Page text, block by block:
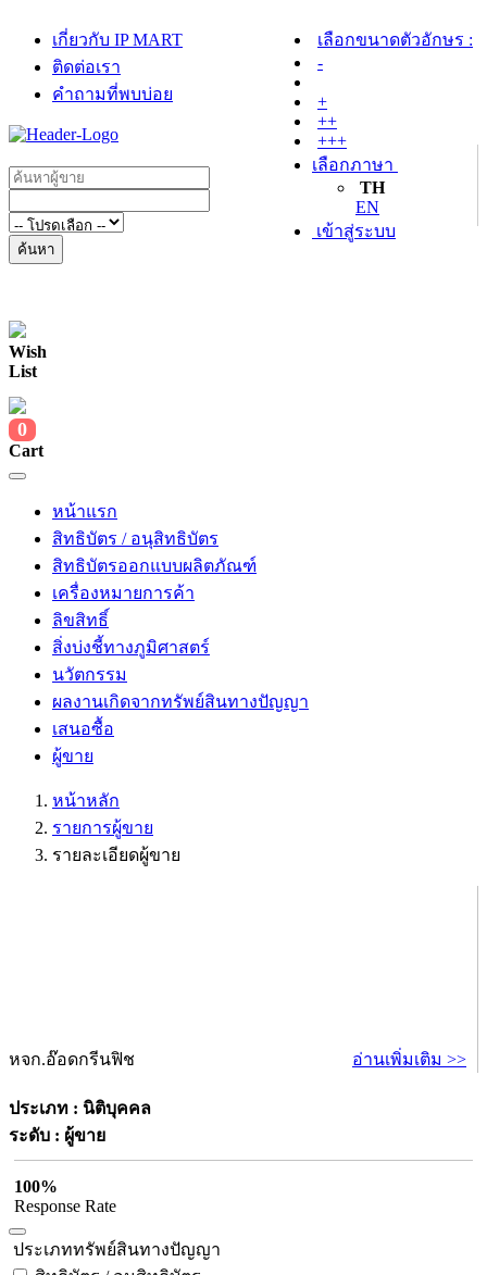
เกี่ยวกับ IP MART
ติดต่อเรา
คำถามที่พบบ่อย
เลือกขนาดตัวอักษร :
-
+
++
+++
เลือกภาษา
TH
EN
เข้าสู่ระบบ
ค้นหา
Wish
List
0
Cart
หน้าแรก
สิทธิบัตร / อนุสิทธิบัตร
สิทธิบัตรออกแบบผลิตภัณฑ์
เครื่องหมายการค้า
ลิขสิทธิ์
สิ่งบ่งชี้ทางภูมิศาสตร์
นวัตกรรม
ผลงานเกิดจากทรัพย์สินทางปัญญา
เสนอซื้อ
ผู้ขาย
หน้าหลัก
รายการผู้ขาย
รายละเอียดผู้ขาย
หจก.อ๊อดกรีนฟิช อ่านเพิ่มเติม >>
ประเภท : นิติบุคคล
ระดับ : ผู้ขาย
100%
Response Rate
ประเภททรัพย์สินทางปัญญา